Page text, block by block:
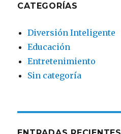
CATEGORÍAS
Diversión Inteligente
Educación
Entretenimiento
Sin categoría